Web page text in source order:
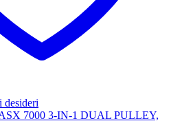
desideri